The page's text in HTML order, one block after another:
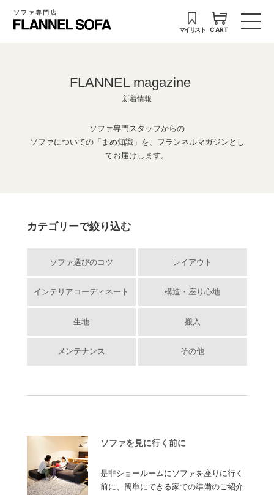
ソファ専門店
マイリスト CART
FLANNEL magazine
新着情報
ソファ専門スタッフからの
ソファについての「まめ知識」を、フランネルマガジンとし
てお届けします。
カテゴリーで絞り込む
ソファ選びのコツ レイアウト
インテリアコーディネート 構造・座り心地
生地 搬入
メンテナンス その他
ソファを見に行く前に
是非ショールームにソファを座りに行く
前に、簡単にできる家での準備のご紹介